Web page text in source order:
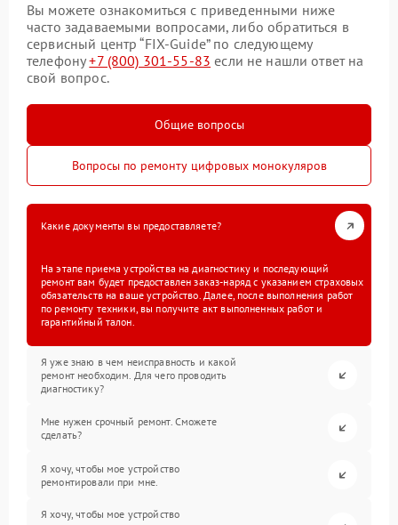
Вы можете ознакомиться с приведенными ниже
часто задаваемыми вопросами, либо обратиться в
сервисный центр “FIX-Guide” по следующему
телефону+7 (800) 301-55-83 если не нашли ответ на
свой вопрос.
Общие вопросы
Вопросы по ремонту цифровых монокуляров
Какие документы вы предоставляете?
На этапе приема устройства на диагностику и последующий
ремонт вам будет предоставлен заказ-наряд с указанием страховых
обязательств на ваше устройство. Далее, после выполнения работ
по ремонту техники, вы получите акт выполненных работ и
гарантийный талон.
Я уже знаю в чем неисправность и какой
ремонт необходим. Для чего проводить
диагностику?
Мне нужен срочный ремонт. Сможете
сделать?
Я хочу, чтобы мое устройство
ремонтировали при мне.
Я хочу, чтобы мое устройство